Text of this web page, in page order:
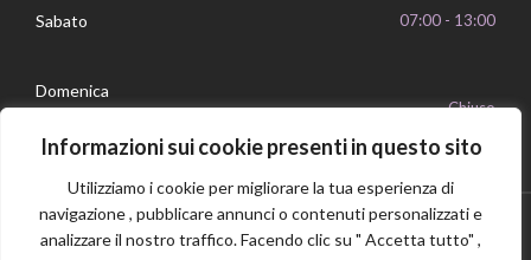
Informazioni sui cookie presenti in questo sito
Utilizziamo i cookie per migliorare la tua esperienza di
navigazione , pubblicare annunci o contenuti personalizzati e
analizzare il nostro traffico. Facendo clic su " Accetta tutto" ,
Sabato 07:00 - 13:00
Domenica
Chiuso
Privacy Policy Cookie Policy P.IVA 16239351006